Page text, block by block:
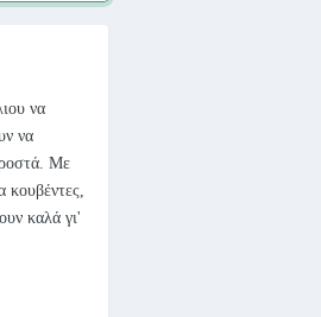
να
να
Με
κουβέντες,
καλά γι'